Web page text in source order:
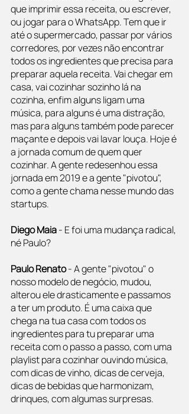
que imprimir essa receita, ou escrever,
ou jogar para o WhatsApp. Tem que ir
até o supermercado, passar por vários
corredores, por vezes não encontrar
todos os ingredientes que precisa para
preparar aquela receita. Vai chegar em
casa, vai cozinhar sozinho lá na
cozinha, enfim alguns ligam uma
música, para alguns é uma distração,
mas para alguns também pode parecer
maçante e depois vai lavar louça. Hoje é
a jornada comum de quem quer
cozinhar. A gente redesenhou essa
jornada em 2019 e a gente "pivotou",
como a gente chama nesse mundo das
startups.
Diego Maia - E foi uma mudança radical,
né Paulo?
Paulo Renato - A gente "pivotou" o
nosso modelo de negócio, mudou,
alterou ele drasticamente e passamos
a ter um produto. É uma caixa que
chega na tua casa com todos os
ingredientes para tu preparar uma
receita com o passo a passo, com uma
playlist para cozinhar ouvindo música,
com dicas de vinho, dicas de cerveja,
dicas de bebidas que harmonizam,
drinques, com algumas surpresas.